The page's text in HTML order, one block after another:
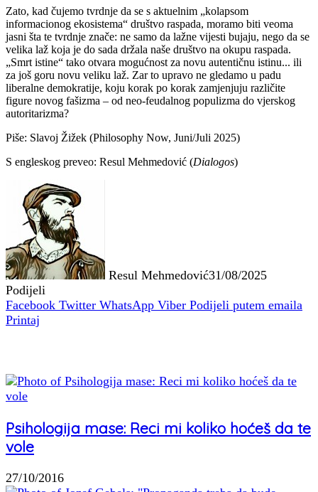
Zato, kad čujemo tvrdnje da se s aktuelnim „kolapsom
informacionog ekosistema“ društvo raspada, moramo biti veoma
jasni šta te tvrdnje znače: ne samo da lažne vijesti bujaju, nego da se
velika laž koja je do sada držala naše društvo na okupu raspada.
„Smrt istine“ tako otvara mogućnost za novu autentičnu istinu... ili
za još goru novu veliku laž. Zar to upravo ne gledamo u padu
liberalne demokratije, koju korak po korak zamjenjuju različite
figure novog fašizma – od neo-feudalnog populizma do vjerskog
autoritarizma?
Piše: Slavoj Žižek (Philosophy Now, Juni/Juli 2025)
S engleskog preveo: Resul Mehmedović (Dialogos)
Resul Mehmedović31/08/2025
Podijeli
Facebook Twitter WhatsApp Viber Podijeli putem emaila
Printaj
Psihologija mase: Reci mi koliko hoćeš da te
vole
27/10/2016